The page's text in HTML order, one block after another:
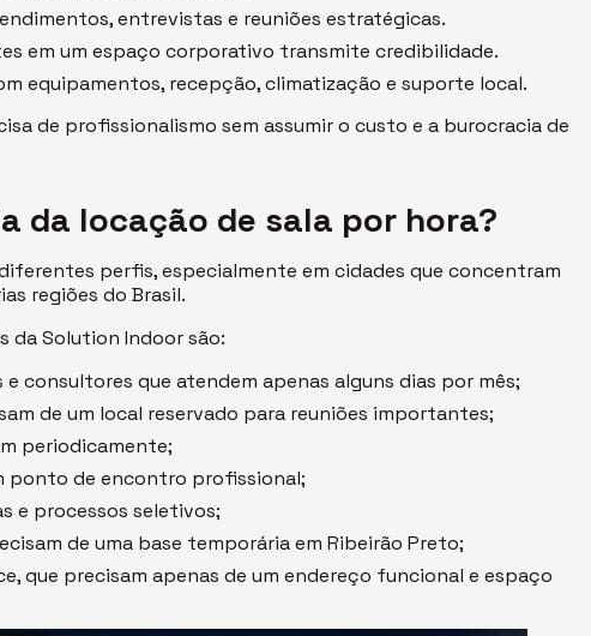
entrevistas e reuniões estratégicas.
em um espaço corporativo transmite credibilidade.
equipamentos, recepção, climatização e suporte local.
de profissionalismo sem assumir o custo e a burocracia de
da locação de sala por hora?
perfis, especialmente em cidades que concentram
regiões do Brasil.
da Solution Indoor são:
consultores que atendem apenas alguns dias por mês;
de um local reservado para reuniões importantes;
periodicamente;
ponto de encontro profissional;
e processos seletivos;
de uma base temporária em Ribeirão Preto;
que precisam apenas de um endereço funcional e espaço